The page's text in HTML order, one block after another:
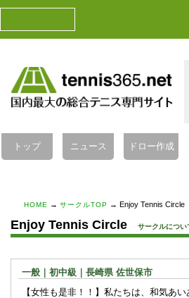
トップ ニュース ドロー作成
HOME → サークルTOP → Enjoy Tennis Circle
Enjoy Tennis Circle サークルについ
一般｜初中級｜長崎県 佐世保市
【女性も是非！！】私たちは、和気あ